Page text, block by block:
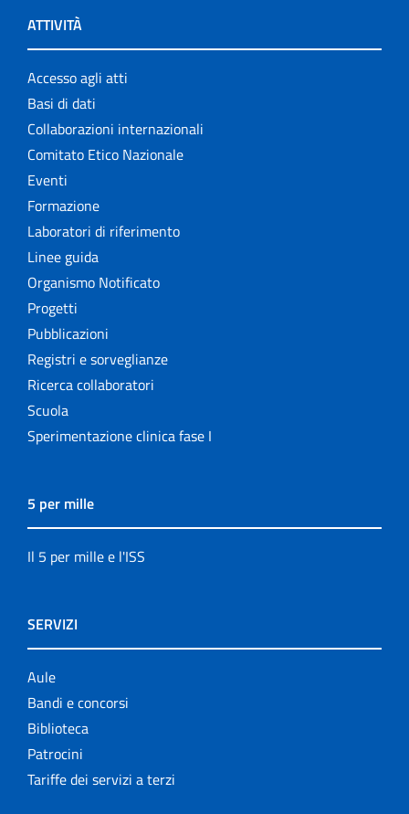
ATTIVITÀ
Accesso agli atti
Basi di dati
Collaborazioni internazionali
Comitato Etico Nazionale
Eventi
Formazione
Laboratori di riferimento
Linee guida
Organismo Notificato
Progetti
Pubblicazioni
Registri e sorveglianze
Ricerca collaboratori
Scuola
Sperimentazione clinica fase I
5 per mille
Il 5 per mille e l'ISS
SERVIZI
Aule
Bandi e concorsi
Biblioteca
Patrocini
Tariffe dei servizi a terzi